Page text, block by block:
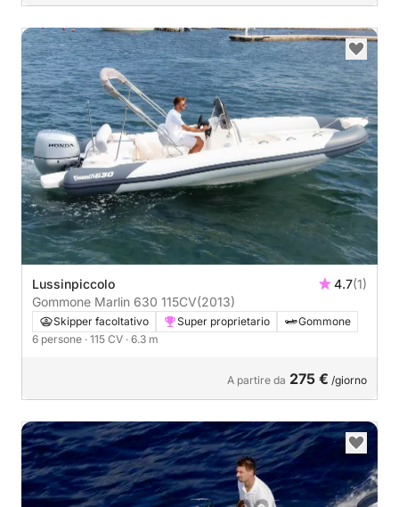
Lussinpiccolo 4.7(1)
Gommone Marlin 630 115CV(2013)
Skipper facoltativo Super proprietario
Gommone
6 persone · 115 CV · 6.3 m
A partire da 275 € /giorno